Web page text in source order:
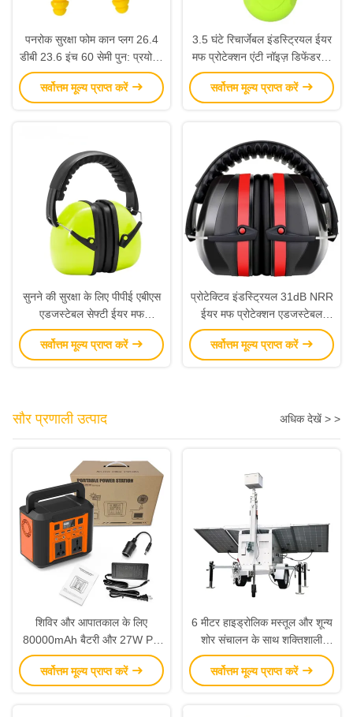
पनरोक सुरक्षा फोम कान प्लग 26.4
डीबी 23.6 इंच 60 सेमी पुन: प्रयोज्य
शोर रद्द कान प्लग
सर्वोत्तम मूल्य प्राप्त करें
3.5 घंटे रिचार्जेबल इंडस्ट्रियल ईयर
मफ प्रोटेक्शन एंटी नॉइज़ डिफेंडर के
साथ
सर्वोत्तम मूल्य प्राप्त करें
सुनने की सुरक्षा के लिए पीपीई एबीएस
एडजस्टेबल सेफ्टी ईयर मफ
प्रोटेक्शन
सर्वोत्तम मूल्य प्राप्त करें
प्रोटेक्टिव इंडस्ट्रियल 31dB NRR
ईयर मफ प्रोटेक्शन एडजस्टेबल
फ़ोल्ड करने योग्य
सर्वोत्तम मूल्य प्राप्त करें
सौर प्रणाली उत्पाद अधिक देखें > >
शिविर और आपातकाल के लिए
80000mAh बैटरी और 27W PD
टाइप-सी के साथ 220V 300W
पोर्टेबल पावर स्टेशन
सर्वोत्तम मूल्य प्राप्त करें
6 मीटर हाइड्रोलिक मस्तूल और शून्य
शोर संचालन के साथ शक्तिशाली
1KW लोड पावर एलईडी सोलर टॉवर
लाइट
सर्वोत्तम मूल्य प्राप्त करें